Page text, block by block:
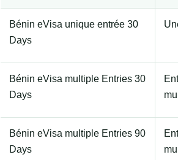
Bénin eVisa unique entrée 30
Days
Bénin eVisa multiple Entries 30
Days
Bénin eVisa multiple Entries 90
Days